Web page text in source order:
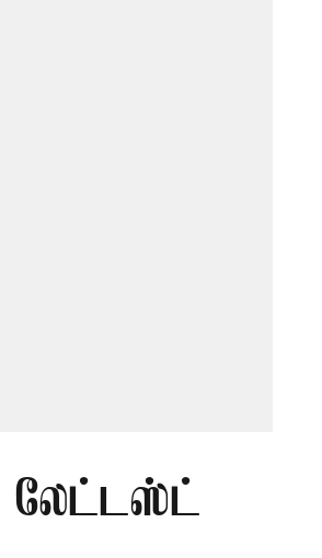
லேட்டஸ்ட்